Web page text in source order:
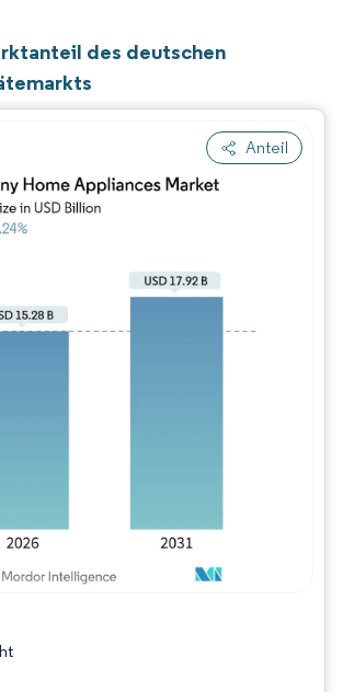
des deutschen
Anteil